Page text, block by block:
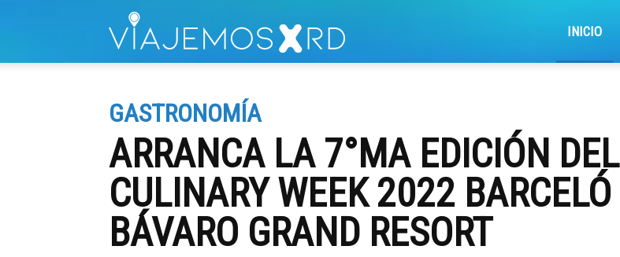
INICIO
GASTRONOMÍA
ARRANCA LA 7°MA EDICIÓN DEL
CULINARY WEEK 2022 BARCELÓ
BÁVARO GRAND RESORT